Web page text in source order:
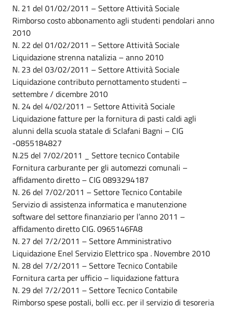
N. 21 del 01/02/2011 – Settore Attività Sociale
Rimborso costo abbonamento agli studenti pendolari anno
2010
N. 22 del 01/02/2011 – Settore Attività Sociale
Liquidazione strenna natalizia – anno 2010
N. 23 del 03/02/2011 – Settore Attività Sociale
Liquidazione contributo pernottamento studenti –
settembre / dicembre 2010
N. 24 del 4/02/2011 – Settore Attività Sociale
Liquidazione fatture per la fornitura di pasti caldi agli
alunni della scuola statale di Sclafani Bagni – CIG
-0855184827
N.25 del 7/02/2011 _ Settore tecnico Contabile
Fornitura carburante per gli automezzi comunali –
affidamento diretto – CIG 0893294187
N. 26 del 7/02/2011 – Settore Tecnico Contabile
Servizio di assistenza informatica e manutenzione
software del settore finanziario per l’anno 2011 –
affidamento diretto CIG. 0965146FA8
N. 27 del 7/2/2011 – Settore Amministrativo
Liquidazione Enel Servizio Elettrico spa . Novembre 2010
N. 28 del 7/2/2011 – Settore Tecnico Contabile
Fornitura carta per ufficio – liquidazione fattura
N. 29 del 7/2/2011 – Settore Tecnico Contabile
Rimborso spese postali, bolli ecc. per il servizio di tesoreria